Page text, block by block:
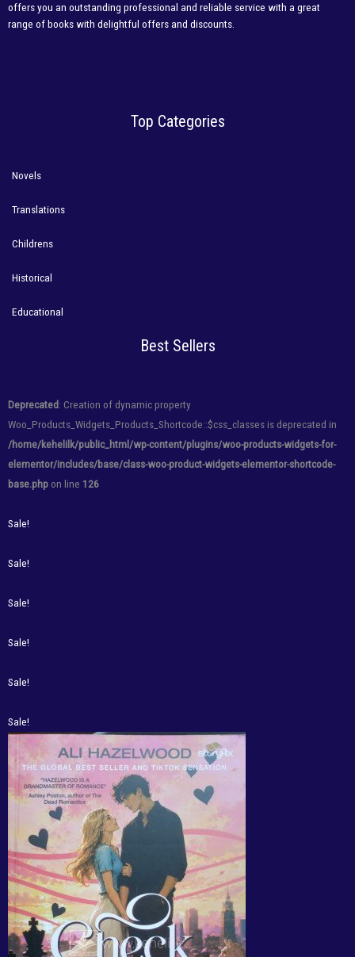
offers you an outstanding professional and reliable service with a great
range of books with delightful offers and discounts.
Top Categories
Novels
Translations
Childrens
Historical
Educational
Best Sellers
Deprecated: Creation of dynamic property
Woo_Products_Widgets_Products_Shortcode::$css_classes is deprecated in
/home/kehelilk/public_html/wp-content/plugins/woo-products-widgets-for-
elementor/includes/base/class-woo-product-widgets-elementor-shortcode-
base.php on line 126
Sale!
Sale!
Sale!
Sale!
Sale!
Sale!